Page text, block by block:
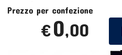
Prezzo per confezione
€0,00